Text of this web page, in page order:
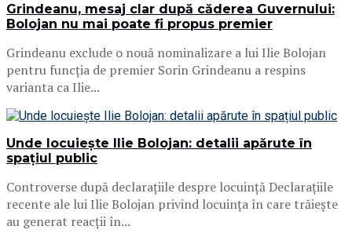
Grindeanu, mesaj clar după căderea Guvernului:
Bolojan nu mai poate fi propus premier
Grindeanu exclude o nouă nominalizare a lui Ilie Bolojan
pentru funcția de premier Sorin Grindeanu a respins
varianta ca Ilie...
Unde locuiește Ilie Bolojan: detalii apărute în
spațiul public
Controverse după declarațiile despre locuință Declarațiile
recente ale lui Ilie Bolojan privind locuința în care trăiește
au generat reacții în...